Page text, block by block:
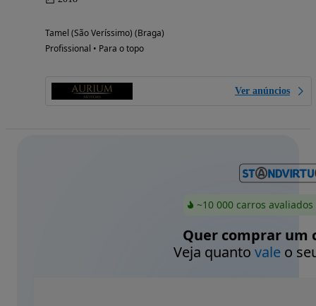
Tamel (São Veríssimo) (Braga)
Profissional • Para o topo
Ver anúncios
~10 000 carros
Quer comprar um
Veja quanto valeo